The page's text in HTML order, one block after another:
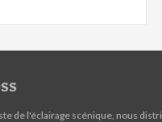
de l'éclairage scénique, nous